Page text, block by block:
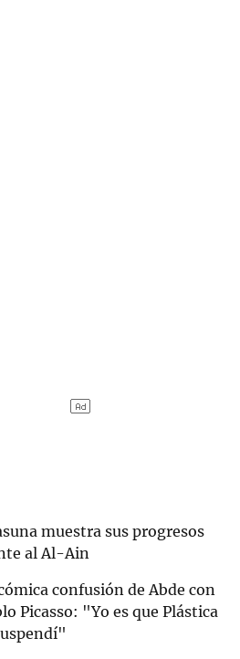
muestra sus progresos
al Al-Ain
confusión de Abde con
Picasso: "Yo es que Plástica